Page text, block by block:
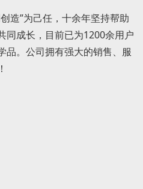
造”为己任，十余年坚持帮助
同成长，目前已为1200余用户
品。公司拥有强大的销售、服